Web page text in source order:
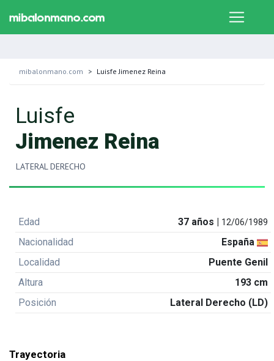
mibalonmano.com Luisfe Jimenez Reina
Luisfe
Jimenez Reina
LATERAL DERECHO
Edad 37 años | 12/06/1989
Nacionalidad
España
Localidad
Puente Genil
Altura
193 cm
Posición
Lateral Derecho (LD)
Trayectoria